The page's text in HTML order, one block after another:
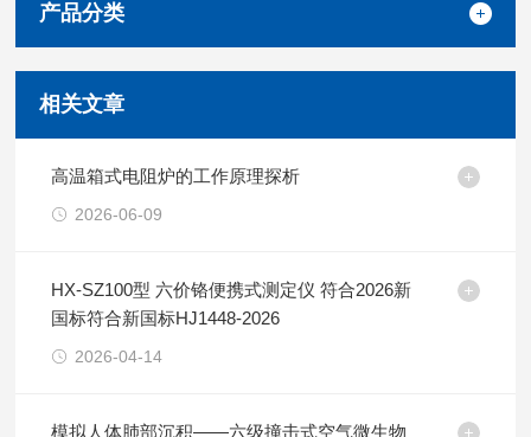
产品分类
相关文章
高温箱式电阻炉的工作原理探析
2026-06-09
HX-SZ100型 六价铬便携式测定仪 符合2026新
国标符合新国标HJ1448-2026
2026-04-14
模拟人体肺部沉积——六级撞击式空气微生物